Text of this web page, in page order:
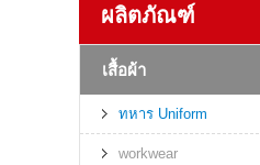
ผลิตภัณฑ์
เสื้อผ้า
ทหาร Uniform
workwear